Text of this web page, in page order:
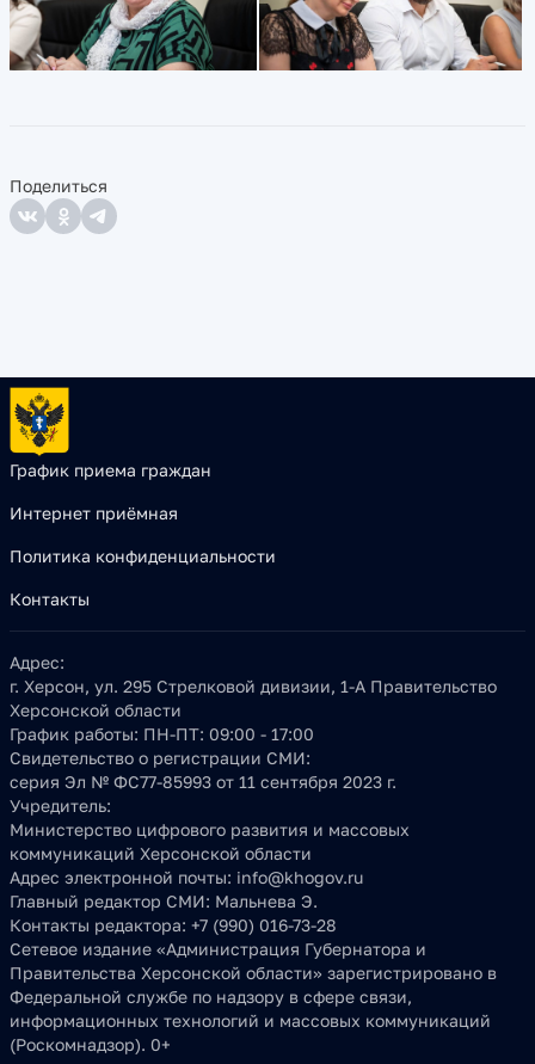
Поделиться
График приема граждан
Интернет приёмная
Политика конфиденциальности
Контакты
Адрес:
г. Херсон, ул. 295 Стрелковой дивизии, 1-А Правительство
Херсонской области
График работы: ПН-ПТ: 09:00 - 17:00
Свидетельство о регистрации СМИ:
серия Эл № ФС77-85993 от 11 сентября 2023 г.
Учредитель:
Министерство цифрового развития и массовых
коммуникаций Херсонской области
Адрес электронной почты: info@khogov.ru
Главный редактор СМИ: Мальнева Э.
Контакты редактора: +7 (990) 016-73-28
Сетевое издание «Администрация Губернатора и
Правительства Херсонской области» зарегистрировано в
Федеральной службе по надзору в сфере связи,
информационных технологий и массовых коммуникаций
(Роскомнадзор). 0+